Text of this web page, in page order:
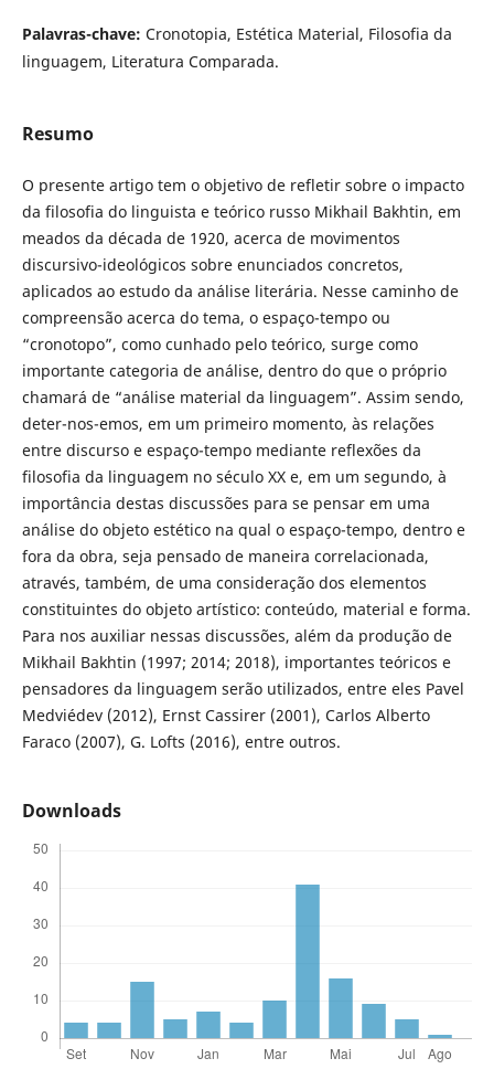
Palavras-chave: Cronotopia, Estética Material, Filosofia da
linguagem, Literatura Comparada.
Resumo
O presente artigo tem o objetivo de refletir sobre o impacto
da filosofia do linguista e teórico russo Mikhail Bakhtin, em
meados da década de 1920, acerca de movimentos
discursivo-ideológicos sobre enunciados concretos,
aplicados ao estudo da análise literária. Nesse caminho de
compreensão acerca do tema, o espaço-tempo ou
“cronotopo”, como cunhado pelo teórico, surge como
importante categoria de análise, dentro do que o próprio
chamará de “análise material da linguagem”. Assim sendo,
deter-nos-emos, em um primeiro momento, às relações
entre discurso e espaço-tempo mediante reflexões da
filosofia da linguagem no século XX e, em um segundo, à
importância destas discussões para se pensar em uma
análise do objeto estético na qual o espaço-tempo, dentro e
fora da obra, seja pensado de maneira correlacionada,
através, também, de uma consideração dos elementos
constituintes do objeto artístico: conteúdo, material e forma.
Para nos auxiliar nessas discussões, além da produção de
Mikhail Bakhtin (1997; 2014; 2018), importantes teóricos e
pensadores da linguagem serão utilizados, entre eles Pavel
Medviédev (2012), Ernst Cassirer (2001), Carlos Alberto
Faraco (2007), G. Lofts (2016), entre outros.
Downloads